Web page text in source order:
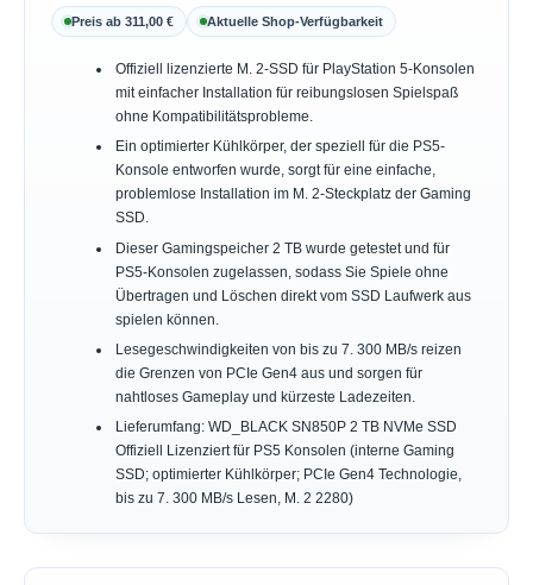
Preis ab 311,00 € Aktuelle Shop-Verfügbarkeit
Offiziell lizenzierte M. 2-SSD für PlayStation 5-Konsolen
mit einfacher Installation für reibungslosen Spielspaß
ohne Kompatibilitätsprobleme.
Ein optimierter Kühlkörper, der speziell für die PS5-
Konsole entworfen wurde, sorgt für eine einfache,
problemlose Installation im M. 2-Steckplatz der Gaming
SSD.
Dieser Gamingspeicher 2 TB wurde getestet und für
PS5-Konsolen zugelassen, sodass Sie Spiele ohne
Übertragen und Löschen direkt vom SSD Laufwerk aus
spielen können.
Lesegeschwindigkeiten von bis zu 7. 300 MB/s reizen
die Grenzen von PCIe Gen4 aus und sorgen für
nahtloses Gameplay und kürzeste Ladezeiten.
Lieferumfang: WD_BLACK SN850P 2 TB NVMe SSD
Offiziell Lizenziert für PS5 Konsolen (interne Gaming
SSD; optimierter Kühlkörper; PCIe Gen4 Technologie,
bis zu 7. 300 MB/s Lesen, M. 2 2280)